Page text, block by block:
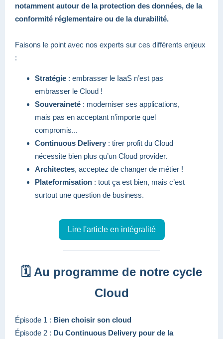
notamment autour de la protection des données, de la
conformité réglementaire ou de la durabilité.
Faisons le point avec nos experts sur ces différents enjeux
:
Stratégie : embrasser le IaaS n’est pas
embrasser le Cloud !
Souveraineté : moderniser ses applications,
mais pas en acceptant n’importe quel
compromis...
Continuous Delivery : tirer profit du Cloud
nécessite bien plus qu’un Cloud provider.
Architectes, acceptez de changer de métier !
Plateformisation : tout ça est bien, mais c’est
surtout une question de business.
Lire l'article en intégralité
🗓️ Au programme de notre cycle
Cloud
Épisode 1 : Bien choisir son cloud
Épisode 2 : Du Continuous Delivery pour de la